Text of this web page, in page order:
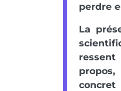
perdre
La